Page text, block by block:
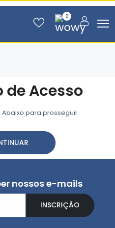
0
Acesso
Abaixo para prosseguir
nossos e-mails
INSCRIÇÃO